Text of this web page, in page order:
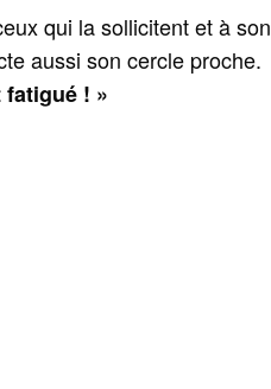
qui la sollicitent et à son
aussi son cercle proche.
! »